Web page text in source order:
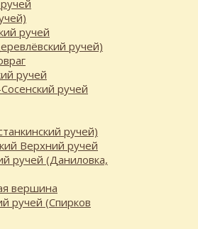
ручей
ручей)
ручей
ручей
ручей)
Верхний ручей
ручей (Даниловка,
вершина
ручей (Спирков